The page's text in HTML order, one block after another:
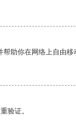
助你在网络上自由移
验证。